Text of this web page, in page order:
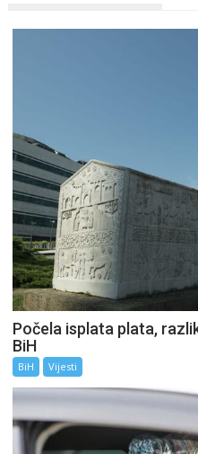
Počela isplata plata,
BiH
BiH Vijesti